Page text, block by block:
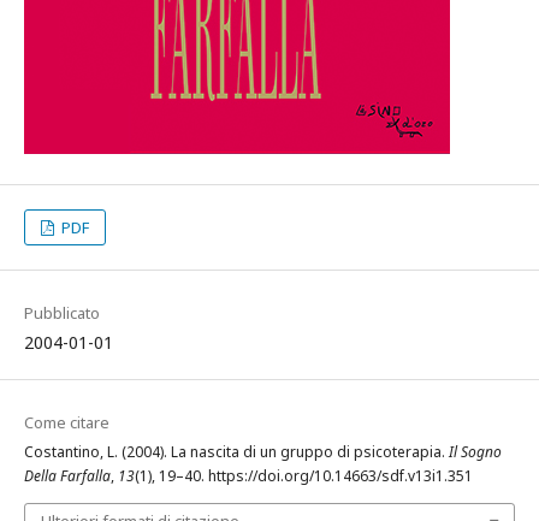
PDF
Pubblicato
2004-01-01
Come citare
Costantino, L. (2004). La nascita di un gruppo di psicoterapia.Il Sogno
Della Farfalla, 13(1), 19–40. https://doi.org/10.14663/sdf.v13i1.351